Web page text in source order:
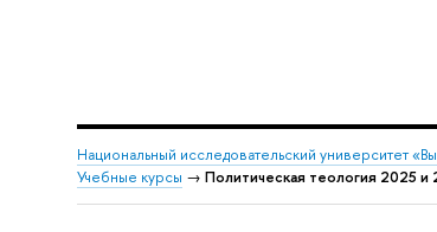
Национальный исследовательский университет
Учебные курсы → Политическая теология 2025 и